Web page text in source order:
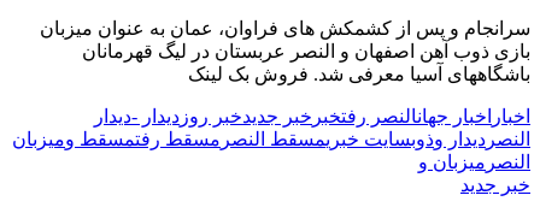
سرانجام و پس از کشمکش های فراوان، عمان به عنوان میزبان
بازی ذوب آهن اصفهان و النصر عربستان در لیگ قهرمانان
باشگاههای آسیا معرفی شد. فروش بک لینک
اخبار اخبار جهانالنصر رفتخبر خبر جدیدخبر روز دیدار -دیدار
النصر دیدار وذوبسایت خبریمسقط النصر مسقط رفتمسقط ومیزبان
النصر میزبان و
خبر جدید